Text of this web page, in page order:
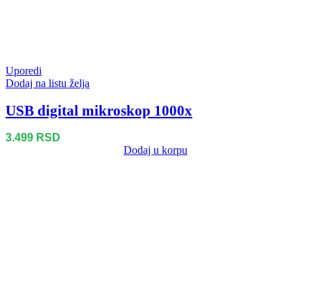
Uporedi
Dodaj na listu želja
USB digital mikroskop 1000x
3.499 RSD
Dodaj u korpu